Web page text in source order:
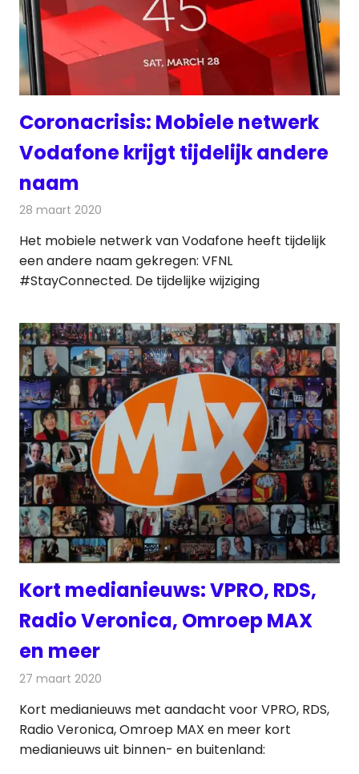
Coronacrisis: Mobiele netwerk
Vodafone krijgt tijdelijk andere
naam
28 maart 2020
Het mobiele netwerk van Vodafone heeft tijdelijk
een andere naam gekregen: VFNL
#StayConnected. De tijdelijke wijziging
Kort medianieuws: VPRO, RDS,
Radio Veronica, Omroep MAX
en meer
27 maart 2020
Kort medianieuws met aandacht voor VPRO, RDS,
Radio Veronica, Omroep MAX en meer kort
medianieuws uit binnen- en buitenland: